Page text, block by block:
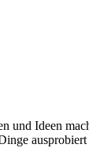
und Ideen